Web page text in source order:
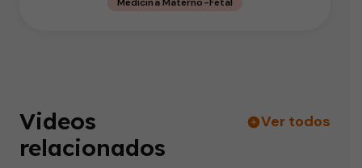
Videos
relacionados
Ver todos